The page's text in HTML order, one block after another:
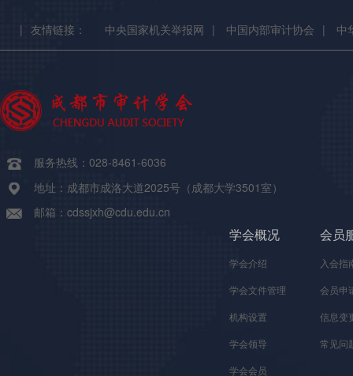
| 友情链接： 中央国家机关举报网 | 中国内部审计协会 | 中
服务热线：028-8461-6036
地址：成都市成洛大道2025号（成都大学3501室）
邮箱：cdssjxh@cdu.edu.cn
学会概况
学会介绍
学会文件管理
机构设置
学会领导
学会会员
会员
入会指
会员申
信息变
常见问